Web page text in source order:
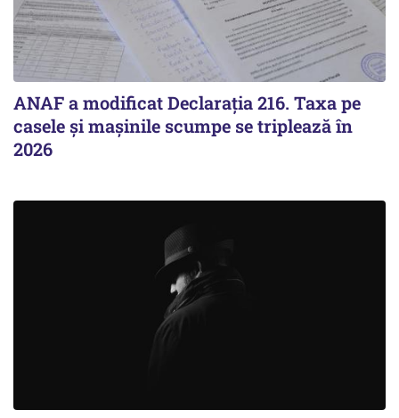
ANAF a modificat Declarația 216. Taxa pe
casele și mașinile scumpe se triplează în
2026